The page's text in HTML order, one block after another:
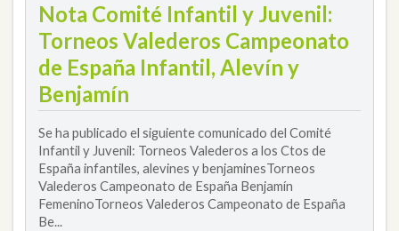
Nota Comité Infantil y Juvenil:
Torneos Valederos Campeonato
de España Infantil, Alevín y
Benjamín
Se ha publicado el siguiente comunicado del Comité
Infantil y Juvenil: Torneos Valederos a los Ctos de
España infantiles, alevines y benjaminesTorneos
Valederos Campeonato de España Benjamín
FemeninoTorneos Valederos Campeonato de España
Be...